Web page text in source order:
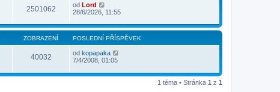
2501062 od Lord
28/6/2026, 11:55
ZOBRAZENÍ POSLEDNÍ PŘÍSPĚVEK
40032 od kopapaka
7/4/2008, 01:05
1 téma • Stránka 1 z 1